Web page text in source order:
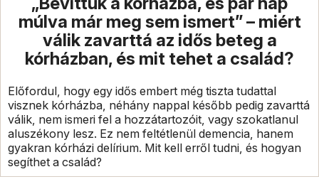
múlva már meg sem ismert” – miért
válik zavarttá az idős beteg a
kórházban, és mit tehet a család?
Előfordul, hogy egy idős embert még tiszta tudattal
visznek kórházba, néhány nappal később pedig zavarttá
válik, nem ismeri fel a hozzátartozóit, vagy szokatlanul
aluszékony lesz. Ez nem feltétlenül demencia, hanem
gyakran kórházi delírium. Mit kell erről tudni, és hogyan
segíthet a család?